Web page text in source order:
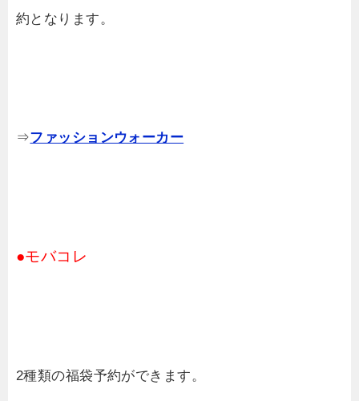
約となります。
⇒ファッションウォーカー
●モバコレ
2種類の福袋予約ができます。